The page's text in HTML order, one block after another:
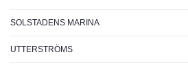
SOLSTADENS MARINA
UTTERSTRÖMS